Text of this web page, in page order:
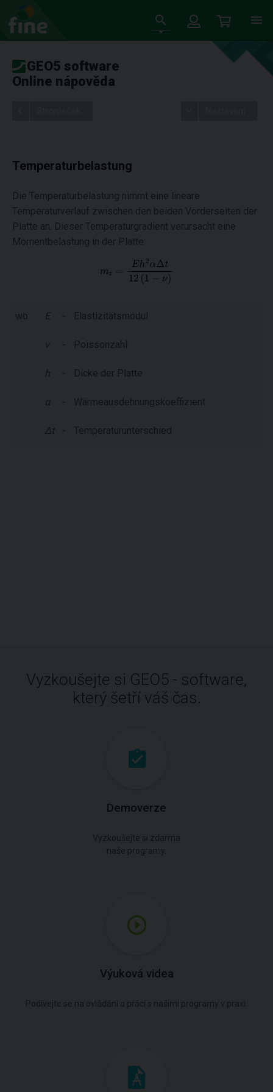
GEO5 software
Online nápověda
Temperaturbelastung
Die Temperaturbelastung nimmt eine lineare
Temperaturverlauf zwischen den beiden Vorderseiten der
Platte an. Dieser Temperaturgradient verursacht eine
Momentbelastung in der Platte:
wo: E - Elastizitätsmodul
ν - Poissonzahl
h - Dicke der Platte
α - Wärmeausdehnungskoeffizient
Δt - Temperaturunterschied
Vyzkoušejte si GEO5 - software,
který šetří váš čas.
Demoverze
Výuková videa